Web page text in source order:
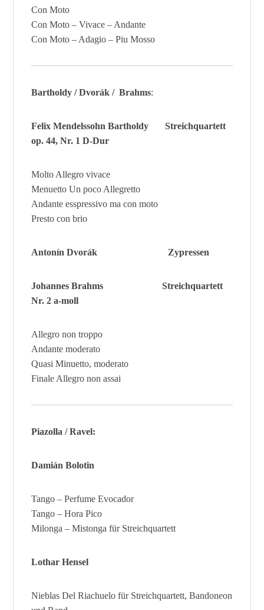
Con Moto
Con Moto – Vivace – Andante
Con Moto – Adagio – Piu Mosso
Bartholdy / Dvorák / Brahms:
Felix Mendelssohn Bartholdy Streichquartett
op. 44, Nr. 1 D-Dur
Molto Allegro vivace
Menuetto Un poco Allegretto
Andante esspressivo ma con moto
Presto con brio
Antonín Dvorák Zypressen
Johannes Brahms Streichquartett
Nr. 2 a-moll
Allegro non troppo
Andante moderato
Quasi Minuetto, moderato
Finale Allegro non assai
Piazolla / Ravel:
Damián Bolotin
Tango – Perfume Evocador
Tango – Hora Pico
Milonga – Mistonga für Streichquartett
Lothar Hensel
Nieblas Del Riachuelo für Streichquartett, Bandoneon